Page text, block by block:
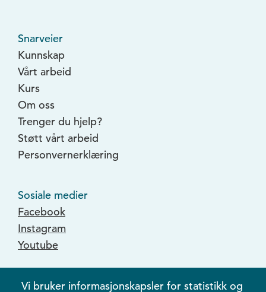
Vi bruker informasjonskapsler for statistikk og
Snarveier
Kunnskap
Vårt arbeid
Kurs
Om oss
Trenger du hjelp?
Støtt vårt arbeid
Personvernerklæring
Sosiale medier
Facebook
Instagram
Youtube